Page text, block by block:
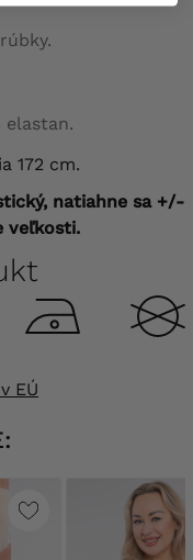
elastan.
172 cm.
natiahne sa +/-
veľkosti.
EÚ